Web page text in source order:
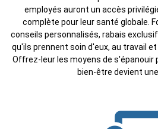
employés auront un accès
complète pour leur santé globale.
conseils personnalisés, rabais
qu'ils prennent soin d'eux, au travail
Offrez-leur les moyens de s'épanouir
bien-être devient